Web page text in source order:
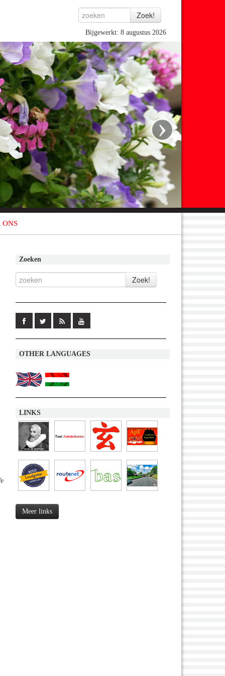
Bijgewerkt: 8 augustus 2026
›
ONS
Zoeken
OTHER LANGUAGES
LINKS
Meer links